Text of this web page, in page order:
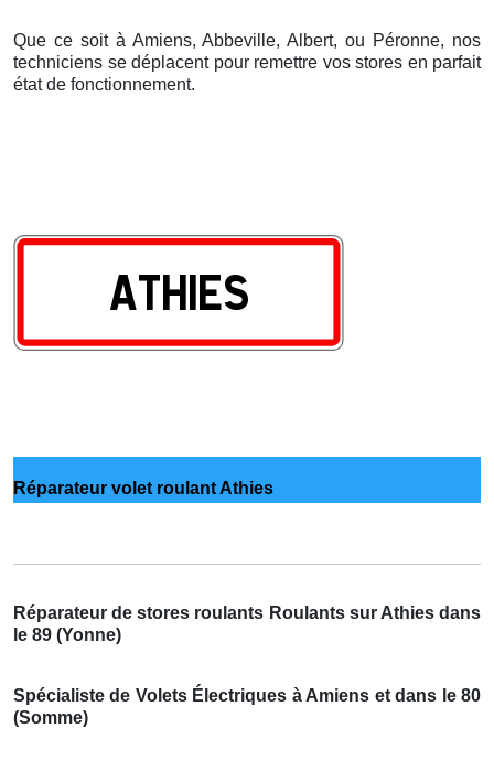
Que ce soit à Amiens, Abbeville, Albert, ou Péronne, nos
techniciens se déplacent pour remettre vos stores en parfait
état de fonctionnement.
Réparateur volet roulant Athies
Réparateur de stores roulants Roulants sur Athies dans
le 89 (Yonne)
Spécialiste de Volets Électriques à Amiens et dans le 80
(Somme)